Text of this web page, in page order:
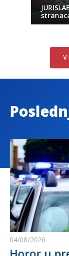
04/08/2026